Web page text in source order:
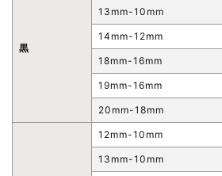
黒
13mm-10mm
14mm-12mm
18mm-16mm
19mm-16mm
20mm-18mm
12mm-10mm
13mm-10mm